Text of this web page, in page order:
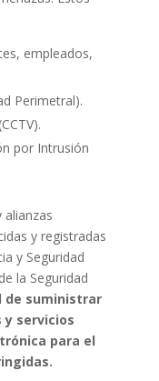
empleados,
Perimetral).
por Intrusión
alianzas
y registradas
y Seguridad
la Seguridad
de suministrar
y servicios
para el